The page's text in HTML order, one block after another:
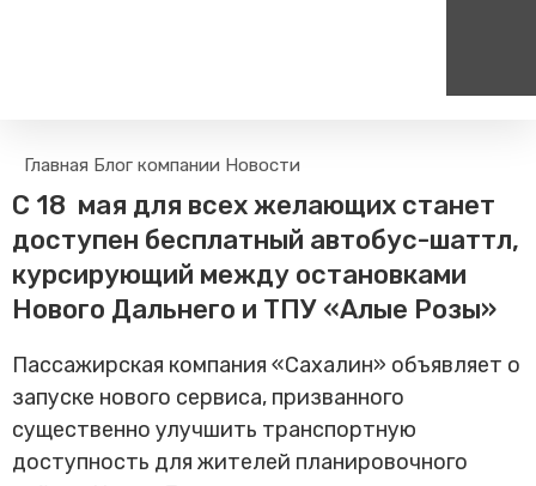
Пассажирам
Поиск по расписанию
Билетные кассы на станциях
Способы оплаты проезда
Правила
Маломобильным
Прочие услуги
на сайт
Организованные туры
Единый номер вызова экстренных служб
112
Главная Блог компании Новости
С 18 мая для всех желающих станет
доступен бесплатный автобус-шаттл,
курсирующий между остановками
Нового Дальнего и ТПУ «Алые Розы»
Пассажирская компания «Сахалин» объявляет о
запуске нового сервиса, призванного
существенно улучшить транспортную
доступность для жителей планировочного